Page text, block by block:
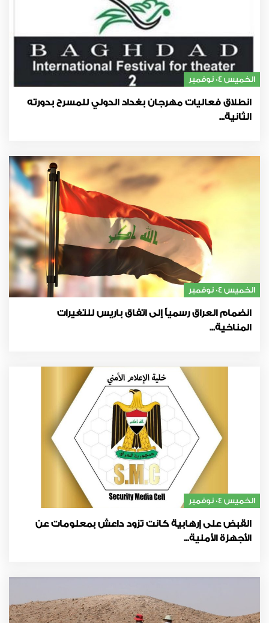
الخميس 04 نوفمبر
انطلاق فعاليات مهرجان بغداد الدولي للمسرح بدورته
الثانية...
الخميس 04 نوفمبر
انضمام العراق رسمياً إلى اتفاق باريس للتغيرات
المناخية...
الخميس 04 نوفمبر
القبض على إرهابية كانت تزود داعش بمعلومات عن
الأجهزة الأمنية...